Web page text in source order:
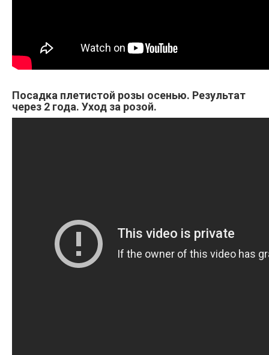
Посадка плетистой розы осенью. Результат
через 2 года. Уход за розой.